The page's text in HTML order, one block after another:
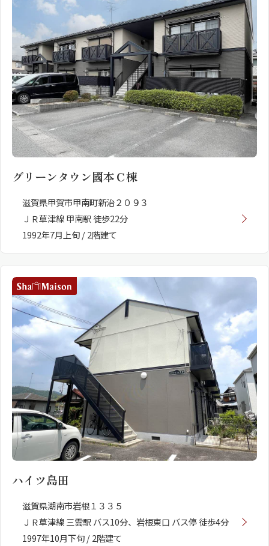
グリーンタウン國本Ｃ棟
滋賀県甲賀市甲南町新治２０９３
ＪＲ草津線 甲南駅 徒歩22分
1992年7月上旬 / 2階建て
ハイツ島田
滋賀県湖南市岩根１３３５
ＪＲ草津線 三雲駅 バス10分、岩根東口 バス停 徒歩4分
1997年10月下旬 / 2階建て